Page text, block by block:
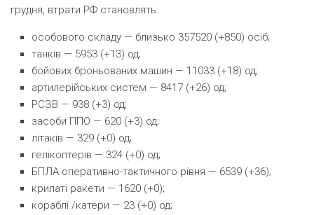
грудня, втрати РФ становлять:
особового складу — близько 357520 (+850) осіб;
танків — 5953 (+13) од;
бойових броньованих машин — 11033 (+18) од;
артилерійських систем — 8417 (+26) од;
РСЗВ — 938 (+3) од;
засоби ППО — 620 (+3) од;
літаків — 329 (+0) од;
гелікоптерів — 324 (+0) од;
БПЛА оперативно-тактичного рівня — 6539 (+36);
крилаті ракети — 1620 (+0);
кораблі /катери — 23 (+0) од;